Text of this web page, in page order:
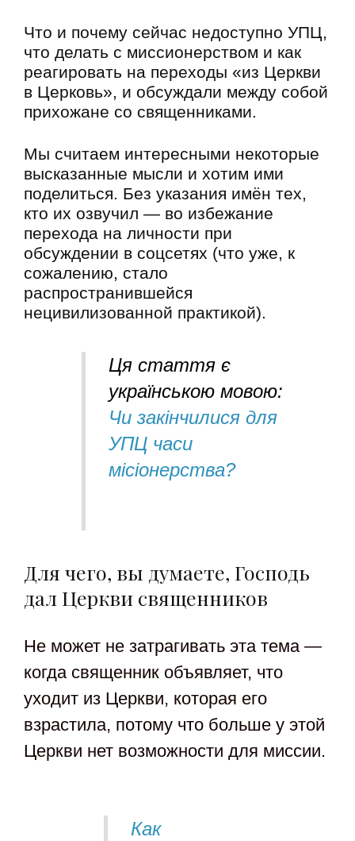
Что и почему сейчас недоступно УПЦ,
что делать с миссионерством и как
реагировать на переходы «из Церкви
в Церковь», и обсуждали между собой
прихожане со священниками.
Мы считаем интересными некоторые
высказанные мысли и хотим ими
поделиться. Без указания имён тех,
кто их озвучил — во избежание
перехода на личности при
обсуждении в соцсетях (что уже, к
сожалению, стало
распространившейся
нецивилизованной практикой).
Ця стаття є
українською мовою:
Чи закінчилися для
УПЦ часи
місіонерства?
Для чего, вы думаете, Господь
дал Церкви священников
Не может не затрагивать эта тема —
когда священник объявляет, что
уходит из Церкви, которая его
взрастила, потому что больше у этой
Церкви нет возможности для миссии.
Как